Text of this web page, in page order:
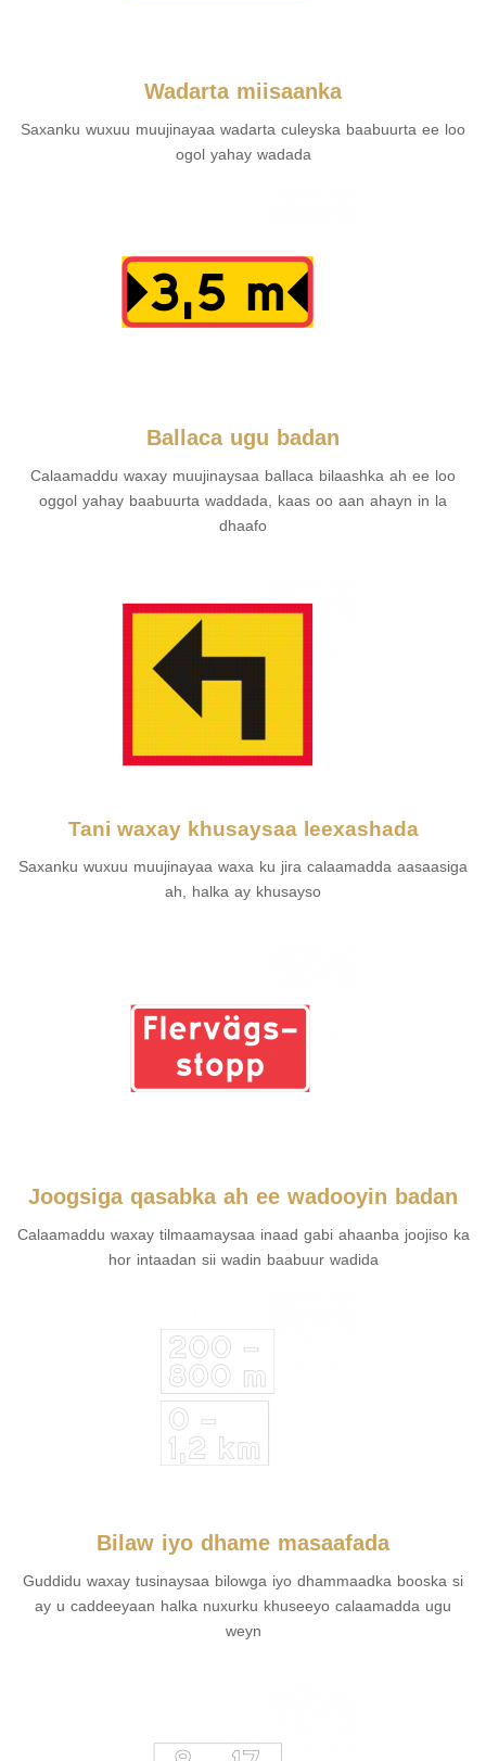
Wadarta miisaanka
Saxanku wuxuu muujinayaa wadarta culeyska baabuurta ee loo
ogol yahay wadada
Ballaca ugu badan
Calaamaddu waxay muujinaysaa ballaca bilaashka ah ee loo
oggol yahay baabuurta waddada, kaas oo aan ahayn in la
dhaafo
Tani waxay khusaysaa leexashada
Saxanku wuxuu muujinayaa waxa ku jira calaamadda aasaasiga
ah, halka ay khusayso
Joogsiga qasabka ah ee wadooyin badan
Calaamaddu waxay tilmaamaysaa inaad gabi ahaanba joojiso ka
hor intaadan sii wadin baabuur wadida
Bilaw iyo dhame masaafada
Guddidu waxay tusinaysaa bilowga iyo dhammaadka booska si
ay u caddeeyaan halka nuxurku khuseeyo calaamadda ugu
weyn